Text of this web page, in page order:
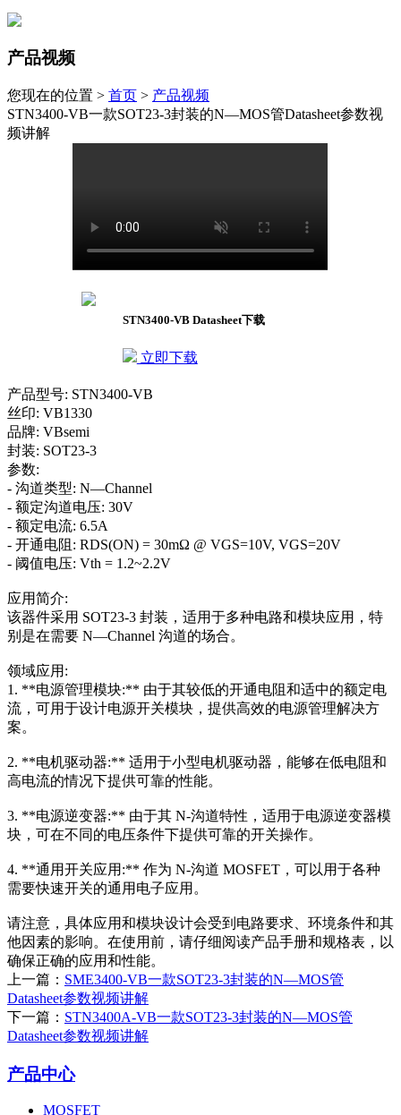
产品视频
您现在的位置 > 首页 > 产品视频
STN3400-VB一款SOT23-3封装的N—MOS管Datasheet参数视
频讲解
STN3400-VB Datasheet下载
立即下载
产品型号: STN3400-VB
丝印: VB1330
品牌: VBsemi
封装: SOT23-3
参数:
- 沟道类型: N—Channel
- 额定沟道电压: 30V
- 额定电流: 6.5A
- 开通电阻: RDS(ON) = 30mΩ @ VGS=10V, VGS=20V
- 阈值电压: Vth = 1.2~2.2V
应用简介:
该器件采用 SOT23-3 封装，适用于多种电路和模块应用，特
别是在需要 N—Channel 沟道的场合。
领域应用:
1. **电源管理模块:** 由于其较低的开通电阻和适中的额定电
流，可用于设计电源开关模块，提供高效的电源管理解决方
案。
2. **电机驱动器:** 适用于小型电机驱动器，能够在低电阻和
高电流的情况下提供可靠的性能。
3. **电源逆变器:** 由于其 N-沟道特性，适用于电源逆变器模
块，可在不同的电压条件下提供可靠的开关操作。
4. **通用开关应用:** 作为 N-沟道 MOSFET，可以用于各种
需要快速开关的通用电子应用。
请注意，具体应用和模块设计会受到电路要求、环境条件和其
他因素的影响。在使用前，请仔细阅读产品手册和规格表，以
确保正确的应用和性能。
上一篇： SME3400-VB一款SOT23-3封装的N—MOS管
Datasheet参数视频讲解
下一篇： STN3400A-VB一款SOT23-3封装的N—MOS管
Datasheet参数视频讲解
产品中心
MOSFET